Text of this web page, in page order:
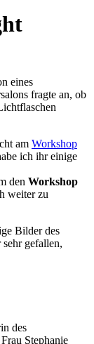
eines
fragte an, ob
am Workshop
ich ihr einige
den Workshop
weiter zu
Bilder des
gefallen,
des
Stephanie